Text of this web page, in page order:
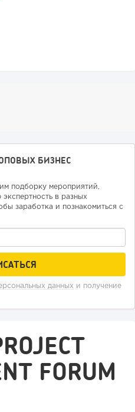
БИЗНЕС
подборку мероприятий,
в разных
заработка и познакомиться с
данных и получение
FORUM